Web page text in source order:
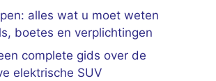
alles wat u moet weten
boetes en verplichtingen
complete gids over de
elektrische SUV